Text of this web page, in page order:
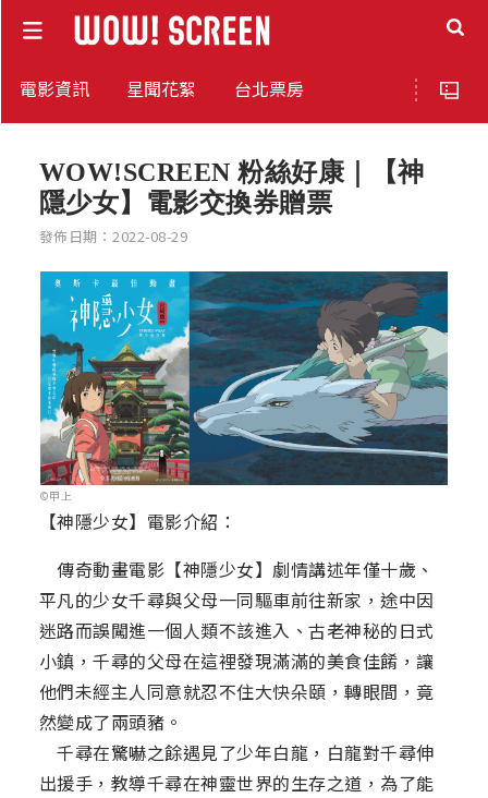
電影資訊 星聞花絮 台北票房
WOW!SCREEN 粉絲好康｜【神
隱少女】電影交換券贈票
發佈日期：2022-08-29
©甲上
【神隱少女】電影介紹：⁣ ​ ​ ​ ​
傳奇動畫電影【神隱少女】劇情講述年僅十歲、
平凡的少女千尋與父母一同驅車前往新家，途中因
迷路而誤闖進一個人類不該進入、古老神秘的日式
小鎮，千尋的父母在這裡發現滿滿的美食佳餚，讓
他們未經主人同意就忍不住大快朵頤，轉眼間，竟
然變成了兩頭豬。
千尋在驚嚇之餘遇見了少年白龍，白龍對千尋伸
出援手，教導千尋在神靈世界的生存之道，為了能